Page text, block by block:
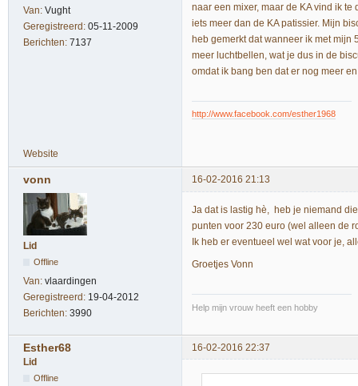
Van: Vught
Geregistreerd: 05-11-2009
Berichten: 7137
naar een mixer, maar de KA vind ik
iets meer dan de KA patissier. Mijn
heb gemerkt dat wanneer ik met mijn
meer luchtbellen, wat je dus in de
omdat ik bang ben dat er nog meer
http://www.facebook.com/esther1968
Website
vonn 16-02-2016 21:13
Lid
Offline
Van: vlaardingen
Geregistreerd: 19-04-2012
Berichten: 3990
Ja dat is lastig hè, heb je niemand
punten voor 230 euro (wel alleen de
Ik heb er eventueel wel wat voor je,
Groetjes Vonn
Help mijn vrouw heeft een hobby
Esther68
16-02-2016 22:37
Lid
Offline